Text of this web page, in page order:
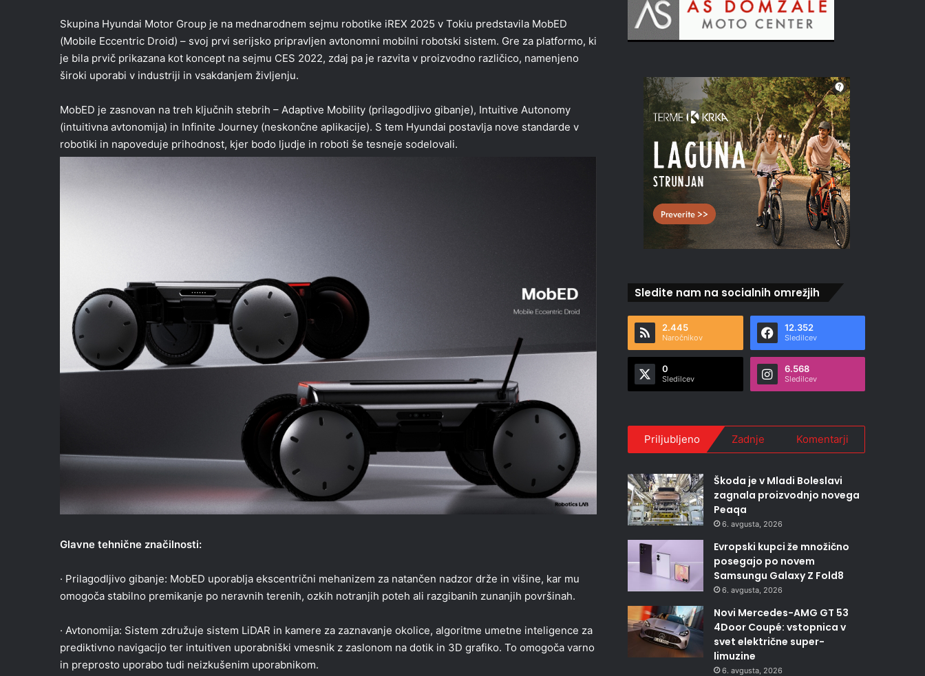
Skupina Hyundai Motor Group je na mednarodnem sejmu robotike iREX 2025 v Tokiu predstavila MobED
(Mobile Eccentric Droid) – svoj prvi serijsko pripravljen avtonomni mobilni robotski sistem. Gre za platformo, ki
je bila prvič prikazana kot koncept na sejmu CES 2022, zdaj pa je razvita v proizvodno različico, namenjeno
široki uporabi v industriji in vsakdanjem življenju.
MobED je zasnovan na treh ključnih stebrih – Adaptive Mobility (prilagodljivo gibanje), Intuitive Autonomy
(intuitivna avtonomija) in Infinite Journey (neskončne aplikacije). S tem Hyundai postavlja nove standarde v
robotiki in napoveduje prihodnost, kjer bodo ljudje in roboti še tesneje sodelovali.
Glavne tehnične značilnosti:
· Prilagodljivo gibanje: MobED uporablja ekscentrični mehanizem za natančen nadzor drže in višine, kar mu
omogoča stabilno premikanje po neravnih terenih, ozkih notranjih poteh ali razgibanih zunanjih površinah.
· Avtonomija: Sistem združuje sistem LiDAR in kamere za zaznavanje okolice, algoritme umetne inteligence za
prediktivno navigacijo ter intuitiven uporabniški vmesnik z zaslonom na dotik in 3D grafiko. To omogoča varno
in preprosto uporabo tudi neizkušenim uporabnikom.
Sledite nam na socialnih omrežjih
2.445
Naročnikov
12.352
Sledilcev
0
Sledilcev
6.568
Sledilcev
Priljubljeno Zadnje Komentarji
Škoda je v Mladi Boleslavi
zagnala proizvodnjo novega
Peaqa
6. avgusta, 2026
Evropski kupci že množično
posegajo po novem
Samsungu Galaxy Z Fold8
6. avgusta, 2026
Novi Mercedes-AMG GT 53
4Door Coupé: vstopnica v
svet električne super-
limuzine
6. avgusta, 2026